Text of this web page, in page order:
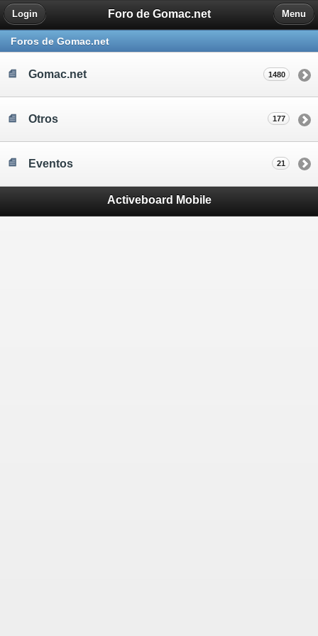
Foro de Gomac.net
Login Menu
Foros de Gomac.net
Gomac.net 1480
Otros 177
Eventos 21
Activeboard Mobile